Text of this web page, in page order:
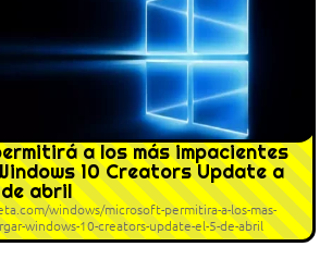
a los más impacientes
10 Creators Update a
abril
windows/microsoft-permitira-a-los-mas-
windows-10-creators-update-el-5-de-abril